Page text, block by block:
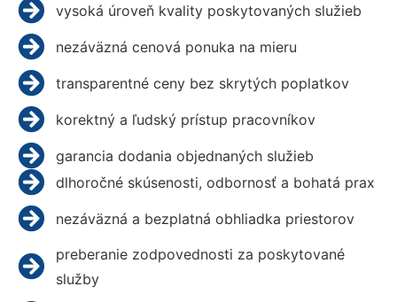
vysoká úroveň kvality poskytovaných služieb
nezáväzná cenová ponuka na mieru
transparentné ceny bez skrytých poplatkov
korektný a ľudský prístup pracovníkov
garancia dodania objednaných služieb
dlhoročné skúsenosti, odbornosť a bohatá prax
nezáväzná a bezplatná obhliadka priestorov
preberanie zodpovednosti za poskytované
služby